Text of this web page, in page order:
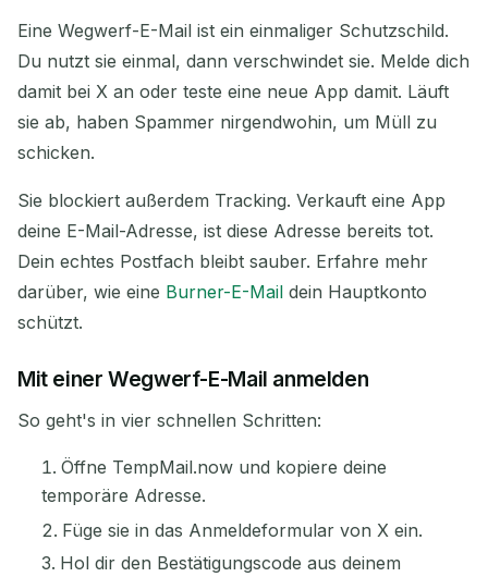
Eine Wegwerf-E-Mail ist ein einmaliger Schutzschild.
Du nutzt sie einmal, dann verschwindet sie. Melde dich
damit bei X an oder teste eine neue App damit. Läuft
sie ab, haben Spammer nirgendwohin, um Müll zu
schicken.
Sie blockiert außerdem Tracking. Verkauft eine App
deine E-Mail-Adresse, ist diese Adresse bereits tot.
Dein echtes Postfach bleibt sauber. Erfahre mehr
darüber, wie eine Burner-E-Mail dein Hauptkonto
schützt.
Mit einer Wegwerf-E-Mail anmelden
So geht's in vier schnellen Schritten:
Öffne TempMail.now und kopiere deine
temporäre Adresse.
Füge sie in das Anmeldeformular von X ein.
Hol dir den Bestätigungscode aus deinem